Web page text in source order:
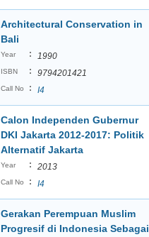
Architectural Conservation in
Bali
Year : 1990
ISBN : 9794201421
Call No : I4
Calon Independen Gubernur
DKI Jakarta 2012-2017: Politik
Alternatif Jakarta
Year : 2013
Call No : I4
Gerakan Perempuan Muslim
Progresif di Indonesia Sebagai